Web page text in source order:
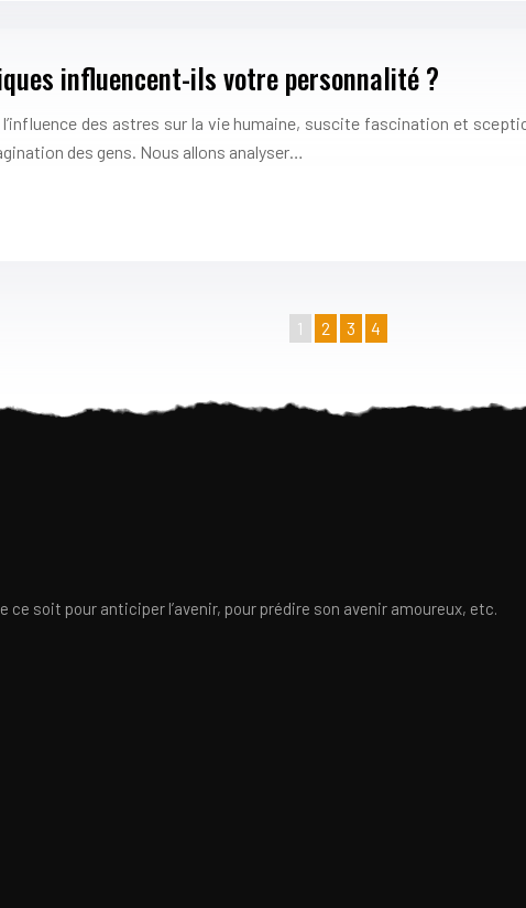
influencent-ils votre personnalité ?
des astres sur la vie humaine, suscite fascination et
des gens. Nous allons analyser…
1 2 3 4
soit pour anticiper l’avenir, pour prédire son avenir amoureux, etc.